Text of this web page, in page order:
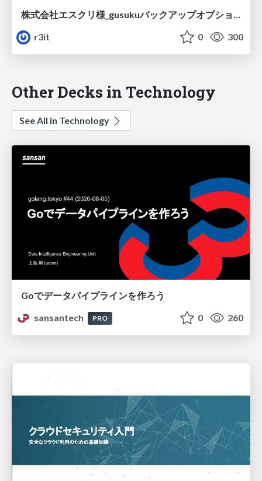
株式会社エスクリ様_gusukuバックアップオプションについて/escrit-gusuku-meetup-tokyo_vol2
r3it
0 300
Other Decks in Technology
See All in Technology
Goでデータパイプラインを作ろう
sansantech
PRO 0 260